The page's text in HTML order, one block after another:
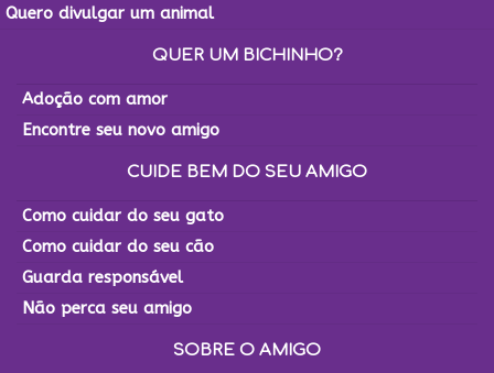
Quero divulgar um animal
QUER UM BICHINHO?
Adoção com amor
Encontre seu novo amigo
CUIDE BEM DO SEU AMIGO
Como cuidar do seu gato
Como cuidar do seu cão
Guarda responsável
Não perca seu amigo
SOBRE O AMIGO